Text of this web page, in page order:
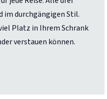
im durchgängigen Stil.
Platz in Ihrem Schrank
verstauen können.